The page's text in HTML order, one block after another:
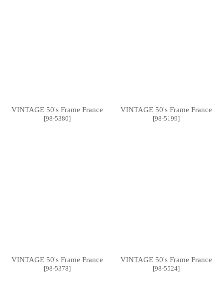
VINTAGE 50's Frame France
[98-5380]
VINTAGE 50's Frame France
[98-5199]
VINTAGE 50's Frame France
[98-5378]
VINTAGE 50's Frame France
[98-5524]